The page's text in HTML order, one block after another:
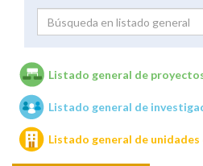
Unidades de investigación
Listado general de
Listado general de
Listado general de